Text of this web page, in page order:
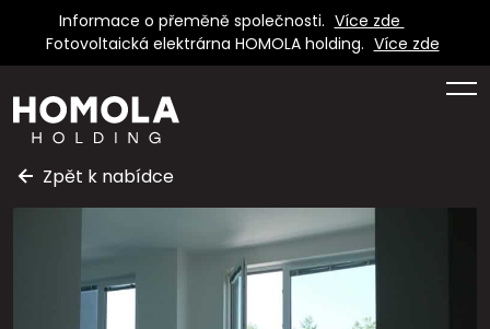
Informace o přeměně společnosti. Více zde
Fotovoltaická elektrárna HOMOLA holding. Více zde
Zpět k nabídce